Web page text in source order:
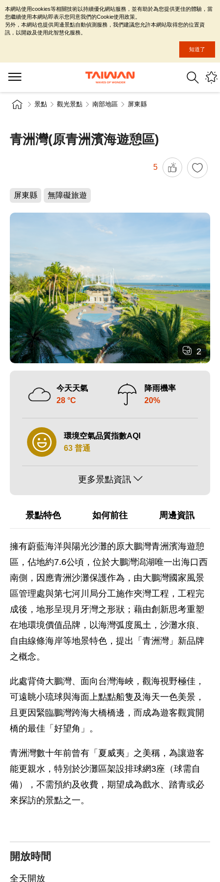
景點 觀光景點 南部地區 屏東縣
青洲灣(原青洲濱海遊憩區)
5
屏東縣 無障礙旅遊
2
今天天氣
28 °C
降雨機率
20%
環境空氣品質指數AQI
63 普通
更多景點資訊
景點特色 如何前往 周邊資訊
擁有蔚藍海洋與陽光沙灘的原大鵬灣青洲濱海遊憩
區，佔地約7.6公頃，位於大鵬灣潟湖唯一出海口西
南側，因應青洲沙灘保護作為，由大鵬灣國家風景
區管理處與第七河川局分工施作夾灣工程，工程完
成後，地形呈現月牙灣之形狀；藉由創新思考重塑
在地環境價值品牌，以海灣弧度風土，沙灘水痕、
自由線條海岸等地景特色，提出「青洲灣」新品牌
之概念。
此處背倚大鵬灣、面向台灣海峽，觀海視野極佳，
可遠眺小琉球與海面上點點船隻及海天一色美景，
且更因緊臨鵬灣跨海大橋橋邊，而成為遊客觀賞開
橋的最佳「好望角」。
青洲灣數十年前曾有「夏威夷」之美稱，為讓遊客
能更親水，特別於沙灘區架設排球網3座（球需自
備），不需預約及收費，期望成為戲水、踏青或必
來探訪的景點之一。
開放時間
全天開放
本網站使用cookies等相關技術以持續優化網站服務，並有助於為您提供更佳的體驗，當
您繼續使用本網站即表示您同意我們的Cookie使用政策。
另外，本網站也提供周邊景點自動偵測服務，我們建議您允許本網站取得您的位置資
訊，以開啟及使用此智慧化服務。
知道了